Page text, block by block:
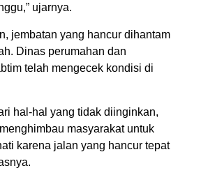
ujarnya.
jembatan yang hancur dihantam
Dinas perumahan dan
telah mengecek kondisi di
hal-hal yang tidak diinginkan,
masyarakat untuk
karena jalan yang hancur tepat